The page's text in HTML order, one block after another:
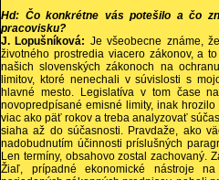
Hd: Čo konkrétne vás potešilo a čo
pracovisku?
J. Lopušníková: Je všeobecne známe,
životného prostredia viacero zákonov, a
našich slovenských zákonoch na
limitov, ktoré nenechali v súvislosti s
hlavné mesto. Legislatíva v tom čase
novopredpísané emisné limity, inak
viac ako päť rokov a treba analyzovať
siaha až do súčasnosti. Pravdaže, ako
nadobudnutím účinnosti príslušných
Len termíny, obsahovo zostal zachovaný.
Žiaľ, prípadné ekonomické nástroje